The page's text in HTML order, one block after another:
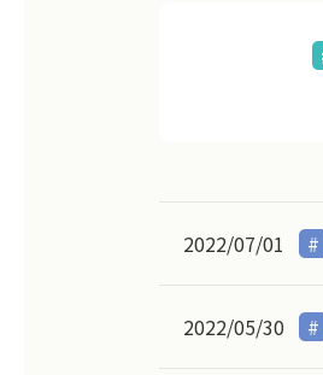
2022/07/01
2022/05/30